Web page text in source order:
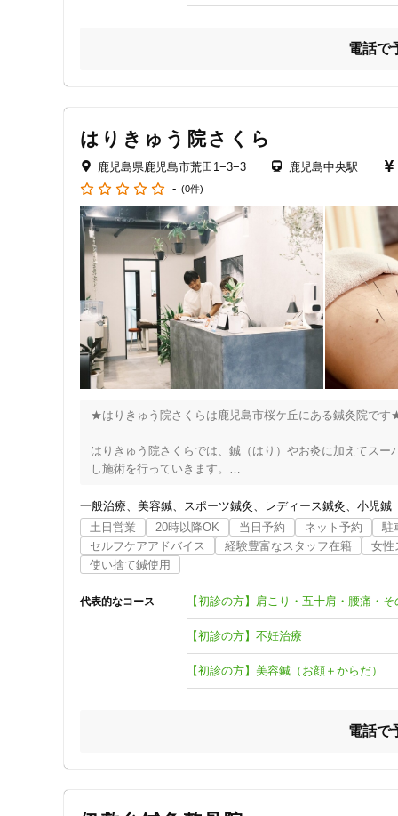
電話で
はりきゅう院さくら
鹿児島県鹿児島市荒田1−3−3
鹿児島中央駅
- (0件)
★はりきゅう院さくらは鹿児島市桜ケ丘にある鍼灸院です
はりきゅう院さくらでは、鍼（はり）やお灸に加えてス
し施術を行っていきます。
す。
また、逆子治療に関しては胎児の胎向を確認してから治
です。
「この治療院を選んでよかった！！」と思っていただけ
笑う門には福来り。笑顔溢れる鍼灸院を目指しています。
何か気になる点、ご不明な点があればお電話・LINEにて
【LINE ID】harikyuinsakura
一般治療 美容鍼 スポーツ鍼灸 レディース鍼灸
小児鍼
土日営業
20時以降OK 当日予約 ネット予約
駐
セルフケアアドバイス
経験豊富なスタッフ在籍
女性
使い捨て鍼使用
代表的なコース 【初診の方】肩こり・五十肩・腰痛・
【初診の方】不妊治療
【初診の方】美容鍼（お顔＋からだ）
電話で